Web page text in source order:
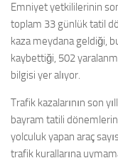
Emniyet yetkililerinin
toplam 33 günlük tatil
kaza meydana geldiği,
kaybettiği, 502
bilgisi yer alıyor.
Trafik kazalarının son
bayram tatili
yolculuk yapan araç
trafik kurallarına